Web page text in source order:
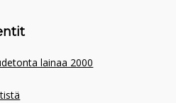
lainaa 2000